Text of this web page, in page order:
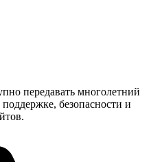
передавать многолетний
безопасности и